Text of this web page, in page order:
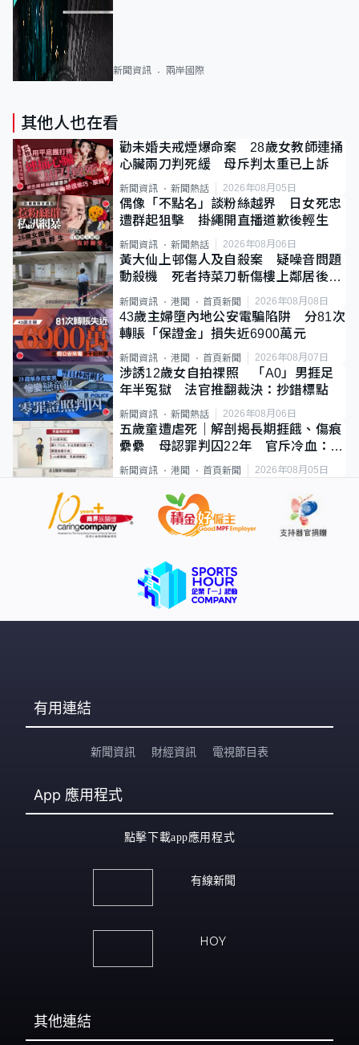
新聞資訊 兩岸國際
其他人也在看
勸未婚夫戒煙爆命案 28歲女教師連捅
心臟兩刀判死緩 母斥判太重已上訴
新聞資訊 新聞熱話 2026年08月05日
偶像「不點名」談粉絲越界 日女死忠
遭群起狙擊 掛繩開直播道歉後輕生
新聞資訊 新聞熱話 2026年08月06日
黃大仙上邨傷人及自殺案 疑噪音問題
動殺機 死者持菜刀斬傷樓上鄰居後墮
新聞資訊 港聞 首頁新聞 2026年08月08日
43歲主婦墮內地公安電騙陷阱 分81次
轉賬「保證金」損失近6900萬元
新聞資訊 港聞 首頁新聞 2026年08月07日
涉誘12歲女自拍祼照 「A0」男捱足
年半冤獄 法官推翻裁決：抄錯標點
新聞資訊 新聞熱話 2026年08月06日
五歲童遭虐死｜解剖揭長期捱餓、傷痕
纍纍 母認罪判囚22年 官斥冷血：同
類案最惡劣
新聞資訊 港聞 首頁新聞 2026年08月05日
有用連結
新聞資訊 財經資訊 電視節目表
App 應用程式
點擊下載app應用程式
有線新聞
HOY
其他連結